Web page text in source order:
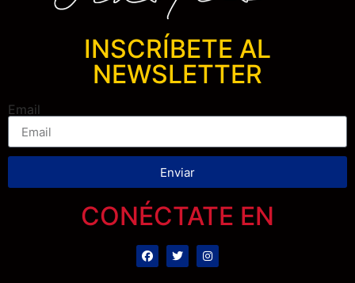
INSCRÍBETE AL
NEWSLETTER
Email
Enviar
CONÉCTATE EN